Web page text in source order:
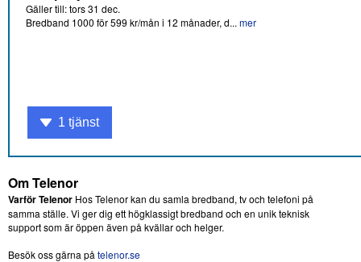
Gäller till: tors 31 dec.
Bredband 1000 för 599 kr/mån i 12 månader, d... mer
1 tjänst
Om Telenor
Varför Telenor Hos Telenor kan du samla bredband, tv och telefoni på
samma ställe. Vi ger dig ett högklassigt bredband och en unik teknisk
support som är öppen även på kvällar och helger.
Besök oss gärna på telenor.se